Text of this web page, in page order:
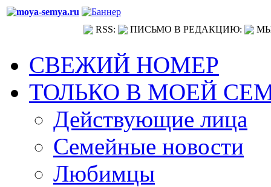
RSS: ПИСЬМО В РЕДАКЦИЮ:
СВЕЖИЙ НОМЕР
ТОЛЬКО В МОЕЙ
Действующие лица
Семейные новости
Любимцы